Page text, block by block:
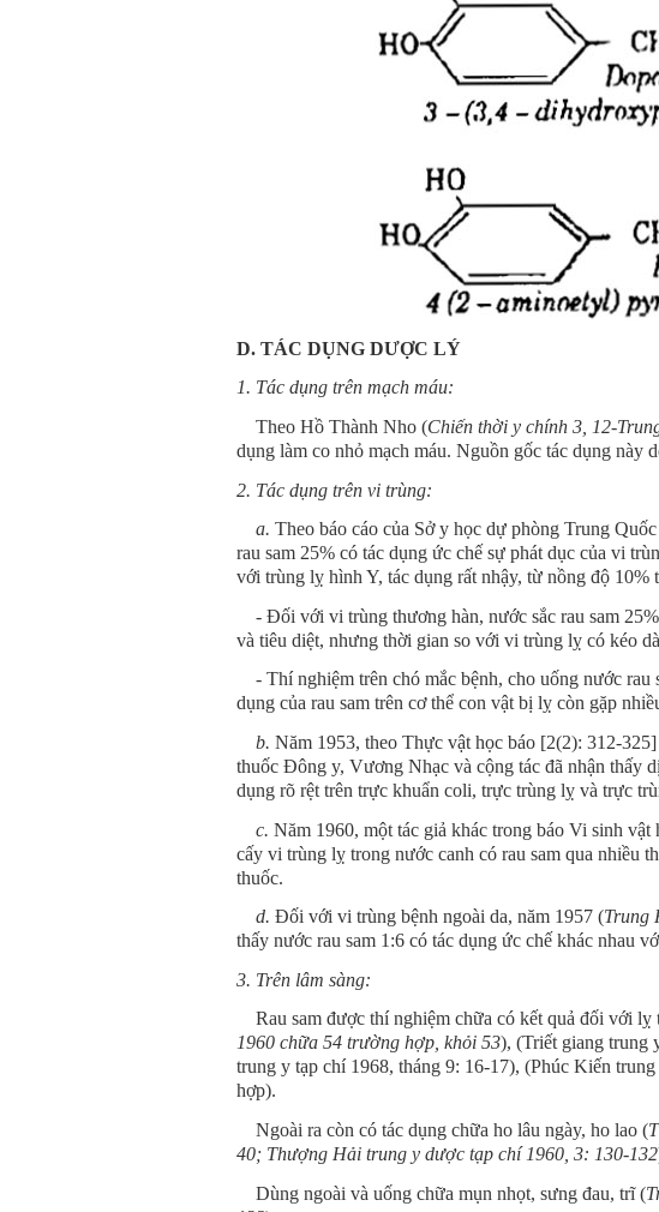
D. TÁC DỤNG DƯỢC LÝ
1. Tác dụng trên mạch máu:
Theo Hồ Thành Nho (Chiến thời y chính 3, 12-
dụng làm co nhỏ mạch máu. Nguồn gốc tác dụng này
2. Tác dụng trên vi trùng:
a. Theo báo cáo của Sở y học dự phòng Trung
rau sam 25% có tác dụng ức chế sự phát dục của vi
với trùng lỵ hình Y, tác dụng rất nhậy, từ nồng độ 10%
- Đối với vi trùng thương hàn, nước sắc rau sam
và tiêu diệt, nhưng thời gian so với vi trùng lỵ có kéo
- Thí nghiệm trên chó mắc bệnh, cho uống nước rau
dụng của rau sam trên cơ thể con vật bị lỵ còn gặp
b. Năm 1953, theo Thực vật học báo [2(2): 312-
thuốc Đông y, Vương Nhạc và cộng tác đã nhận thấy
dụng rõ rệt trên trực khuẩn coli, trực trùng lỵ và trực
c. Năm 1960, một tác giả khác trong báo Vi sinh vật
cấy vi trùng lỵ trong nước canh có rau sam qua nhiều
thuốc.
d. Đối với vi trùng bệnh ngoài da, năm 1957 (Trung
thấy nước rau sam 1:6 có tác dụng ức chế khác nhau
3. Trên lâm sàng:
Rau sam được thí nghiệm chữa có kết quả đối với lỵ
1960 chữa 54 trường hợp, khỏi 53), (Triết giang trung
trung y tạp chí 1968, tháng 9: 16-17), (Phúc Kiến
hợp).
Ngoài ra còn có tác dụng chữa ho lâu ngày, ho lao (
40; Thượng Hải trung y dược tạp chí 1960, 3: 130-132
Dùng ngoài và uống chữa mụn nhọt, sưng đau, trĩ (